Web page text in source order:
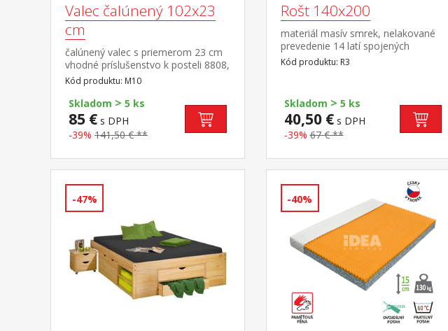
Valec čalúnený 102x23
cm
čalúnený valec s priemerom 23 cm
vhodné príslušenstvo k posteli 8808,
8809 a ďalším
Kód produktu: M10
Skladom > 5 ks
85 € s DPH
-39% 141,50 € **
Rošt 140x200
materiál masív smrek, nelakované
prevedenie 14 latí spojených
textilným tkalúnom
Kód produktu: R3
Skladom > 5 ks
40,50 €s DPH
-39% 67 € **
-47% -40%